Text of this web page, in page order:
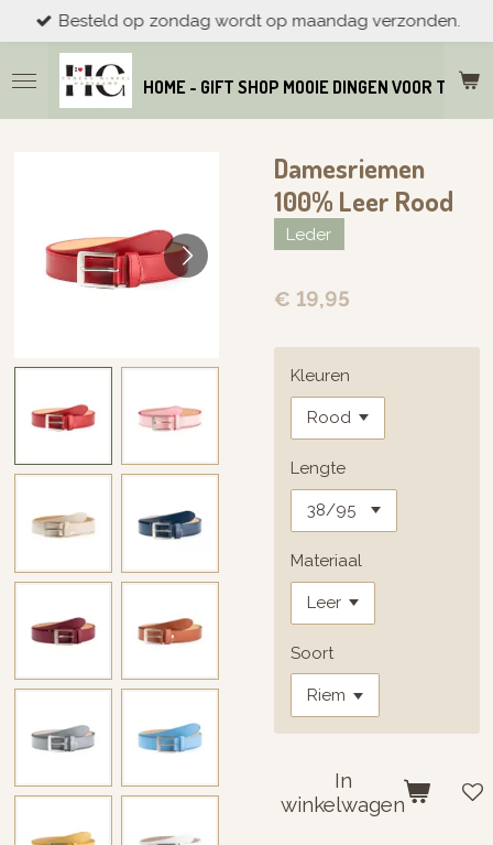
direct
naar
de
hoofdinhoud
HOME - GIFT SHOP MOOIE DINGEN VOOR THUIS
Besteld op zondag wordt op maandag verzonden.
Damesriemen
100% Leer Rood
Leder
€ 19,95
Kleuren
Lengte
Materiaal
Soort
In
winkelwagen